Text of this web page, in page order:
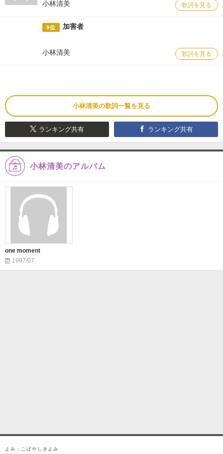
小林清美 歌詞を見る
9位 加害者
小林清美 歌詞を見る
小林清美の歌詞一覧を見る
ランキング共有 ランキング共有
小林清美のアルバム
one moment
1997/07
よみ：こばやしきよみ